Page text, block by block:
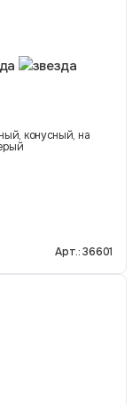
конусный, на
Арт.: 36601